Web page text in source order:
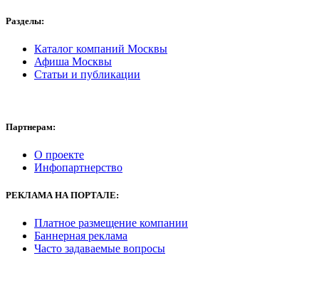
Разделы:
Каталог компаний Москвы
Афиша Москвы
Статьи и публикации
Партнерам:
О проекте
Инфопартнерство
РЕКЛАМА НА ПОРТАЛЕ:
Платное размещение компании
Баннерная реклама
Часто задаваемые вопросы